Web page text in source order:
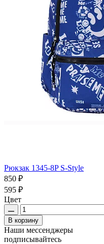
Рюкзак 1345-8P S-Style
850 ₽
595 ₽
Цвет
В корзину
Наши мессенджеры
подписывайтесь